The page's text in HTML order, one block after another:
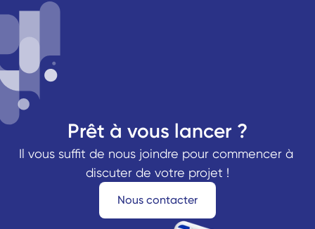
Prêt à vous lancer ?
Il vous suffit de nous joindre pour commencer à
discuter de votre projet !
Nous contacter